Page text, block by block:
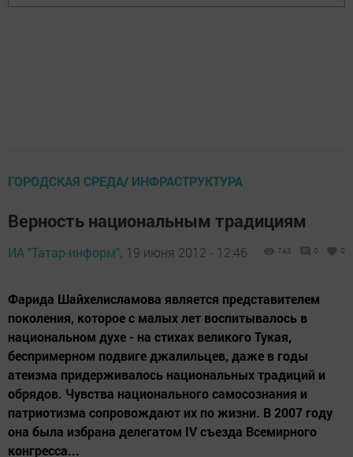
ГОРОДСКАЯ СРЕДА/ ИНФРАСТРУКТУРА
Верность национальным традициям
ИА "Татар-информ", 19 июня 2012 - 12:46 743 0 0
Фарида Шайхелисламова является представителем
поколения, которое с малых лет воспитывалось в
национальном духе - на стихах великого Тукая,
беспримерном подвиге джалильцев, даже в годы
атеизма придерживалось национальных традиций и
обрядов. Чувства национального самосознания и
патриотизма сопровождают их по жизни. В 2007 году
она была избрана делегатом IV съезда Всемирного
конгресса...